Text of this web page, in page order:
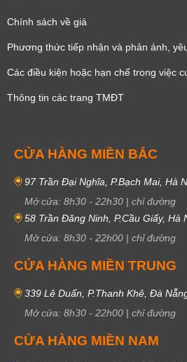
Chính sách về giá
Phương thức tiếp nhận và phản ánh,
Các điều kiện hoặc hạn chế trong việc
Thông tin các trang TMĐT
CỬA HÀNG MIỀN BẮC
97 Trần Đại Nghĩa, P.Bạch Mai, Hà
Mở cửa: 8h30 - 22h30 | chỉ đường
58 Trần Đăng Ninh, P.Cầu Giấy, Hà
Mở cửa: 8h30 - 22h00 | chỉ đường
CỬA HÀNG MIỀN TRUNG
339 Lê Duẩn, P.Thanh Khê, Đà
Mở cửa: 8h30 - 22h00 | chỉ đường
CỬA HÀNG MIỀN NAM